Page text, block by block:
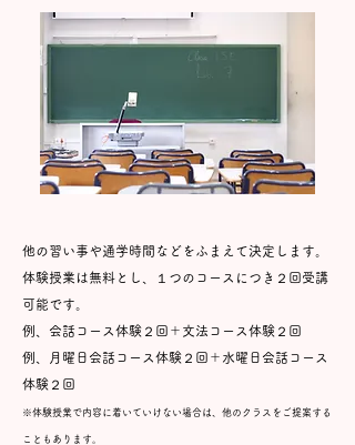
他の習い事や通学時間などをふまえて決定します。
体験授業は無料とし、１つのコースにつき２回受講
可能です。
例、会話コース体験２回＋文法コース体験２回
例、月曜日会話コース体験２回＋水曜日会話コース
体験２回
※体験授業で内容に着いていけない場合は、他のクラスをご提案する
こともあります。